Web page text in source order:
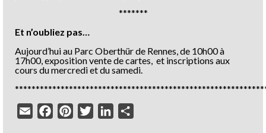
*******
Et n’oubliez pas…
Aujourd’hui au Parc Oberthür de Rennes, de 10h00 à
17h00, exposition vente de cartes, et inscriptions aux
cours du mercredi et du samedi.
Email
FacebookPinterestTwitterLinkedIn